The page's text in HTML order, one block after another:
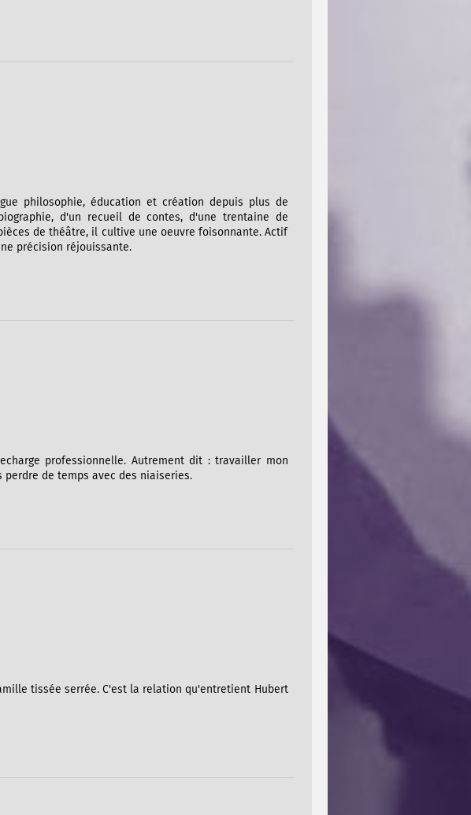
philosophie, éducation et création depuis plus de
d'un recueil de contes, d'une trentaine de
de théâtre, il cultive une oeuvre foisonnante. Actif
précision réjouissante.
professionnelle. Autrement dit : travailler mon
de temps avec des niaiseries.
tissée serrée. C'est la relation qu'entretient Hubert